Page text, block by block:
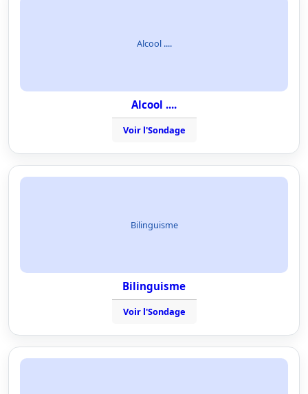
Alcool ....
Alcool ....
Voir l'Sondage
Bilinguisme
Bilinguisme
Voir l'Sondage